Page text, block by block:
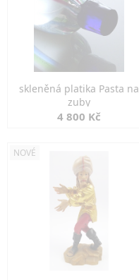
skleněná platika Pasta na
zuby
4 800 Kč
NOVÉ